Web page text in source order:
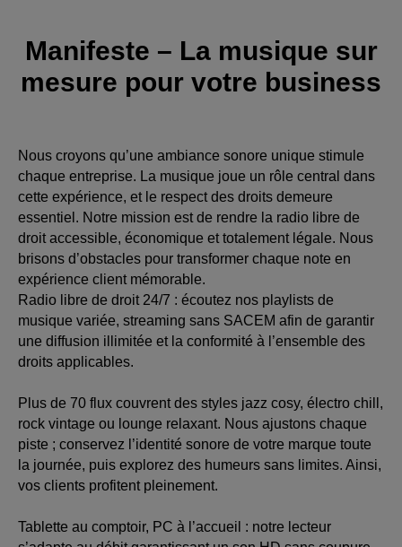
Manifeste – La musique sur
mesure pour votre business
Nous croyons qu’une ambiance sonore unique stimule
chaque entreprise. La musique joue un rôle central dans
cette expérience, et le respect des droits demeure
essentiel. Notre mission est de rendre la radio libre de
droit accessible, économique et totalement légale. Nous
brisons d’obstacles pour transformer chaque note en
expérience client mémorable.
Radio libre de droit 24/7 : écoutez nos playlists de
musique variée, streaming sans SACEM afin de garantir
une diffusion illimitée et la conformité à l’ensemble des
droits applicables.
Plus de 70 flux couvrent des styles jazz cosy, électro chill,
rock vintage ou lounge relaxant. Nous ajustons chaque
piste ; conservez l’identité sonore de votre marque toute
la journée, puis explorez des humeurs sans limites. Ainsi,
vos clients profitent pleinement.
Tablette au comptoir, PC à l’accueil : notre lecteur